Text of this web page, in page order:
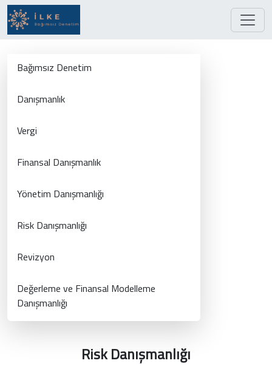
Bağımsız Denetim
Danışmanlık
Vergi
Finansal Danışmanlık
Yönetim Danışmanlığı
Risk Danışmanlığı
Revizyon
Değerleme ve Finansal Modelleme
Danışmanlığı
Risk Danışmanlığı